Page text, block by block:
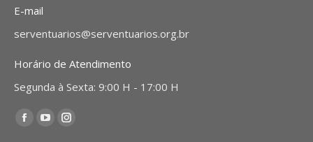
E-mail
serventuarios@serventuarios.org.br
Horário de Atendimento
Segunda à Sexta: 9:00 H - 17:00 H
Encontre-nos em:
Facebook
YouTubeInstagram